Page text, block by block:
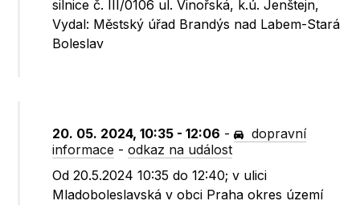
silnice č. III/0106 ul. Vinořská, k.ú. Jenštejn,
Vydal: Městský úřad Brandýs nad Labem-Stará
Boleslav
20. 05. 2024, 10:35 - 12:06 -
dopravní
informace -odkaz na událost
Od 20.5.2024 10:35 do 12:40; v ulici
Mladoboleslavská v obci Praha okres území